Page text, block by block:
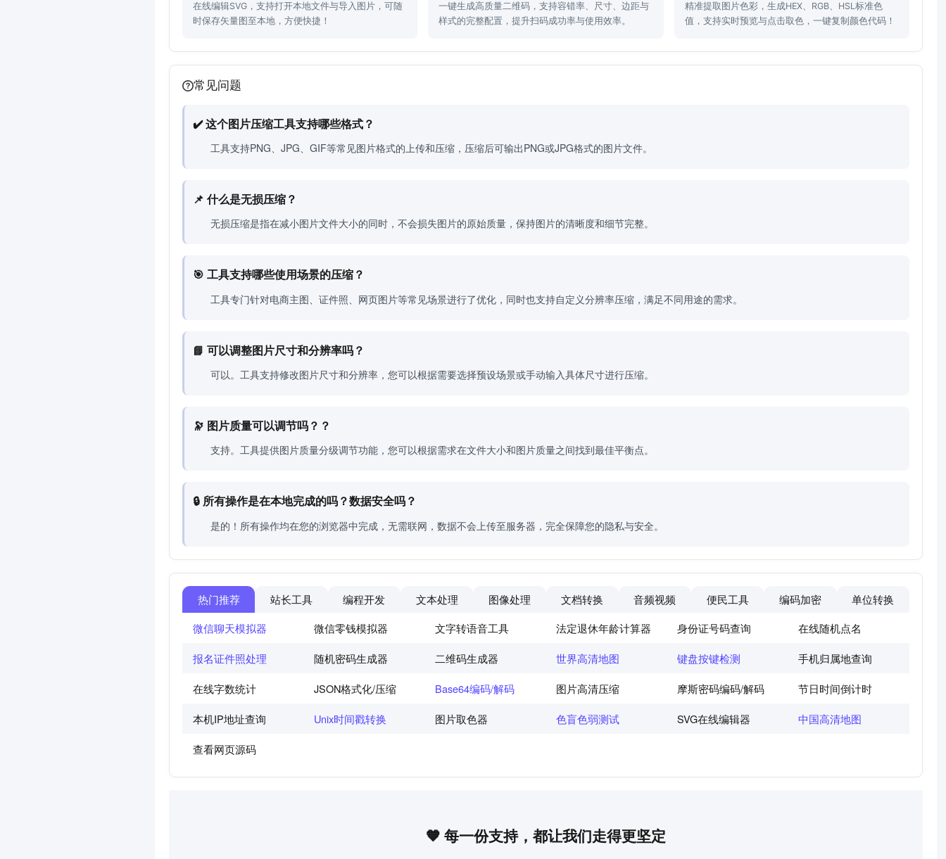
在线编辑SVG，支持打开本地文件与导入图片，可随
时保存矢量图至本地，方便快捷！
一键生成高质量二维码，支持容错率、尺寸、边距与
样式的完整配置，提升扫码成功率与使用效率。
精准提取图片色彩，生成HEX、RGB、HSL标准色
值，支持实时预览与点击取色，一键复制颜色代码！
常见问题
✔️ 这个图片压缩工具支持哪些格式？
工具支持PNG、JPG、GIF等常见图片格式的上传和压缩，压缩后可输出PNG或JPG格式的图片文件。
📌 什么是无损压缩？
无损压缩是指在减小图片文件大小的同时，不会损失图片的原始质量，保持图片的清晰度和细节完整。
🎯 工具支持哪些使用场景的压缩？
工具专门针对电商主图、证件照、网页图片等常见场景进行了优化，同时也支持自定义分辨率压缩，满足不同用途的需求。
📘 可以调整图片尺寸和分辨率吗？
可以。工具支持修改图片尺寸和分辨率，您可以根据需要选择预设场景或手动输入具体尺寸进行压缩。
🔭 图片质量可以调节吗？？
支持。工具提供图片质量分级调节功能，您可以根据需求在文件大小和图片质量之间找到最佳平衡点。
🔒 所有操作是在本地完成的吗？数据安全吗？
是的！所有操作均在您的浏览器中完成，无需联网，数据不会上传至服务器，完全保障您的隐私与安全。
热门推荐 站长工具 编程开发 文本处理 图像处理 文档转换 音频视频 便民工具 编码加密
单位转换
微信聊天模拟器
微信零钱模拟器 文字转语音工具 法定退休年龄计算器 身份证号码查询 在线随机点名
报名证件照处理 随机密码生成器 二维码生成器 世界高清地图 键盘按键检测 手机归属地查询
在线字数统计 JSON格式化/压缩 Base64编码/解码 图片高清压缩 摩斯密码编码/解码 节日时间倒计时
本机IP地址查询 Unix时间戳转换 图片取色器 色盲色弱测试 SVG在线编辑器 中国高清地图
查看网页源码
🧡 每一份支持，都让我们走得更坚定